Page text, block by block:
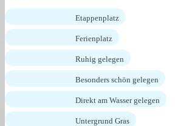
Etappenplatz
Ferienplatz
Ruhig gelegen
Besonders schön gelegen
Direkt am Wasser gelegen
Untergrund Gras